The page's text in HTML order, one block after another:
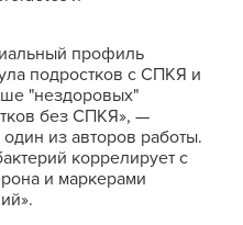
профиль
подростков с СПКЯ и
"нездоровых"
без СПКЯ», —
из авторов работы.
коррелирует с
и маркерами